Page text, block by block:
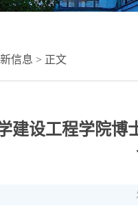
信息 > 正文
建设工程学院